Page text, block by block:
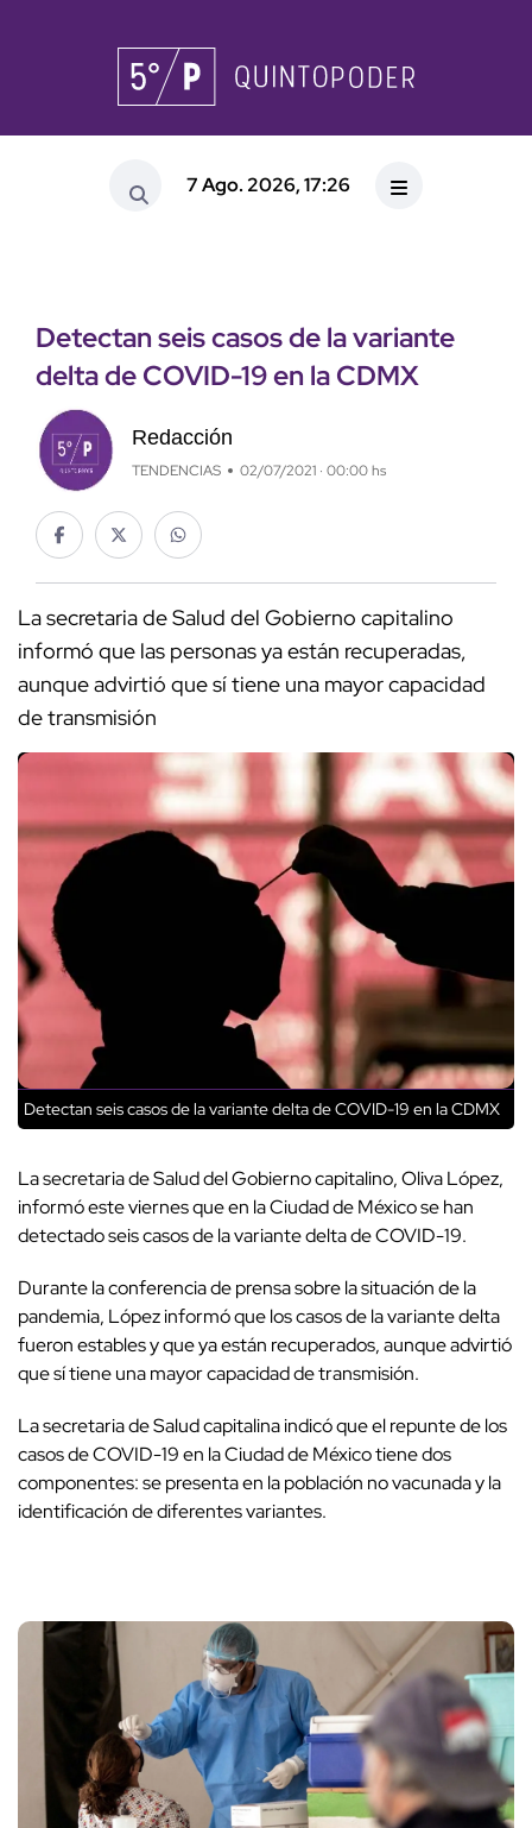
7 Ago. 2026, 17:26
Detectan seis casos de la variante
delta de COVID-19 en la CDMX
Redacción
TENDENCIAS 02/07/2021 · 00:00 hs
La secretaria de Salud del Gobierno capitalino
informó que las personas ya están recuperadas,
aunque advirtió que sí tiene una mayor capacidad
de transmisión
Detectan seis casos de la variante delta de COVID-19 en la CDMX
La secretaria de Salud del Gobierno capitalino, Oliva López,
informó este viernes que en la Ciudad de México se han
detectado seis casos de la variante delta de COVID-19.
Durante la conferencia de prensa sobre la situación de la
pandemia, López informó que los casos de la variante delta
fueron estables y que ya están recuperados, aunque advirtió
que sí tiene una mayor capacidad de transmisión.
La secretaria de Salud capitalina indicó que el repunte de los
casos de COVID-19 en la Ciudad de México tiene dos
componentes: se presenta en la población no vacunada y la
identificación de diferentes variantes.